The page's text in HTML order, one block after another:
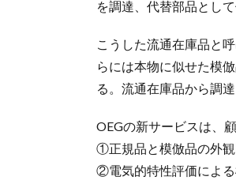
を調達、代替部品とし
こうした流通在庫品と
らには本物に似せた模
る。流通在庫品から調
OEGの新サービスは、
①正規品と模倣品の外
②電気的特性評価によ